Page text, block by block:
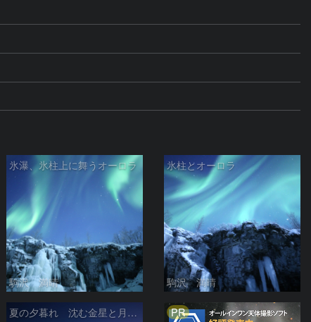
氷瀑、氷柱上に舞うオーロラ
駒沢 満晴
氷柱とオーロラ
駒沢 満晴
夏の夕暮れ 沈む金星と月 2026/7/20 PR